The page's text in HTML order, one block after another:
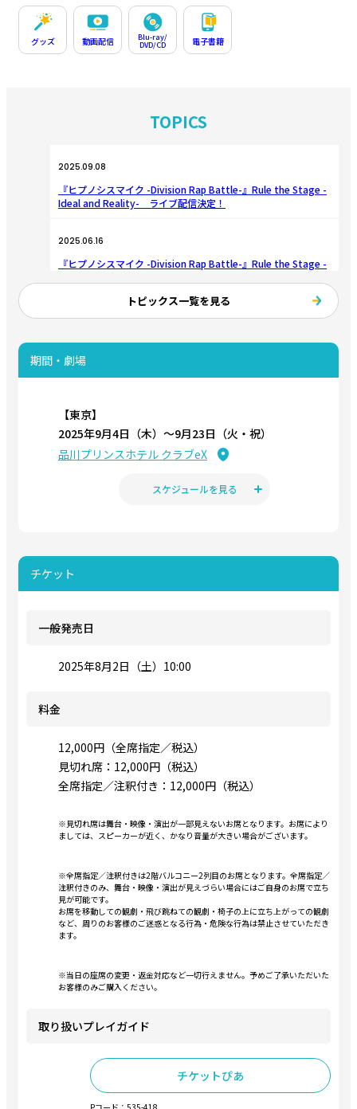
グッズ 動画配信 Blu-ray/
DVD/CD 電子書籍
TOPICS
2025.09.08
『ヒプノシスマイク -Division Rap Battle-』Rule the Stage -
Ideal and Reality- ライブ配信決定！
2025.06.16
『ヒプノシスマイク -Division Rap Battle-』Rule the Stage -
2025.03.17
トピックス一覧を見る
期間・劇場
【東京】
2025年9月4日（木）〜9月23日（火・祝）
品川プリンスホテル クラブeX
スケジュールを見る
チケット
一般発売日
2025年8月2日（土）10:00
料金
12,000円（全席指定／税込）
見切れ席：12,000円（税込）
全席指定／注釈付き：12,000円（税込）
※見切れ席は舞台・映像・演出が一部見えないお席となります。お席により
ましては、スピーカーが近く、かなり音量が大きい場合がございます。
※全席指定／注釈付きは2階バルコニー2列目のお席となります。全席指定／
注釈付きのみ、舞台・映像・演出が見えづらい場合にはご自身のお席で立ち
見が可能です。
お席を移動しての観劇・飛び跳ねての観劇・椅子の上に立ち上がっての観劇
など、周りのお客様のご迷惑となる行為・危険な行為は禁止させていただき
ます。
※当日の座席の変更・返金対応など一切行えません。予めご了承いただいた
お客様のみご購入ください。
取り扱いプレイガイド
チケットぴあ